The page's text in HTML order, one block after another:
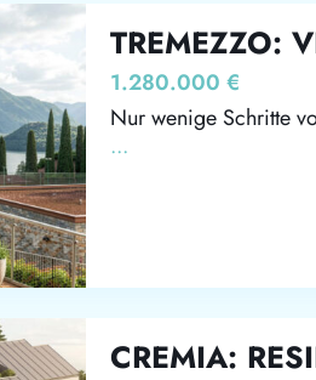
TREMEZZO:
1.280.000 €
Nur wenige Schritte
...
CREMIA: